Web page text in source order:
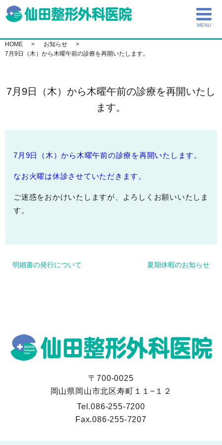
MENU
HOME
お知らせ
7月9日（木）から木曜午前の診療を再開いたします。
7月9日（木）から木曜午前の診療を再開いたし
ます。
7月9日（木）から木曜午前の診療を再開いたします。
なお火曜は休診させていただきます。
ご迷惑をおかけいたしますが、よろしくお願いいたしま
す。
明細書の発行について 夏期休暇のお知らせ
〒700-0025
岡山県岡山市北区寿町１１−１２
Tel.086-255-7200
Fax.086-255-7207